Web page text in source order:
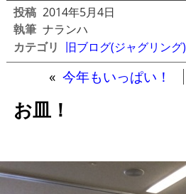
投稿 2014年5月4日
執筆 ナランハ
カテゴリ 旧ブログ(ジャグリング)
« 今年もいっぱい！
お皿！